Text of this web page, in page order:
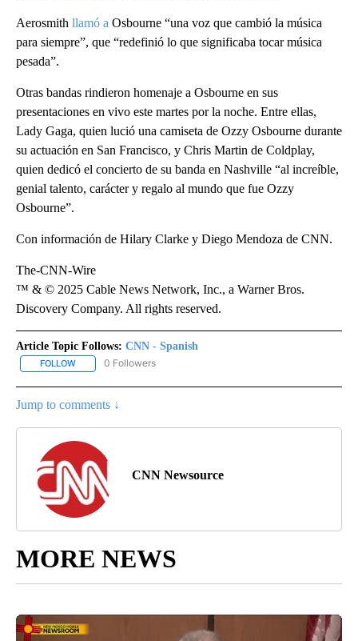
Aerosmith llamó a Osbourne “una voz que cambió la música
para siempre”, que “redefinió lo que significaba tocar música
pesada”.
Otras bandas rindieron homenaje a Osbourne en sus
presentaciones en vivo este martes por la noche. Entre ellas,
Lady Gaga, quien lució una camiseta de Ozzy Osbourne durante
su actuación en San Francisco, y Chris Martin de Coldplay,
quien dedicó el concierto de su banda en Nashville “al increíble,
genial talento, carácter y regalo al mundo que fue Ozzy
Osbourne”.
Con información de Hilary Clarke y Diego Mendoza de CNN.
The-CNN-Wire
™ & © 2025 Cable News Network, Inc., a Warner Bros.
Discovery Company. All rights reserved.
Article Topic Follows: CNN - Spanish
FOLLOW FOLLOW "CNN - SPANISH" TO RECEIVE NOTIFICATIONS ABOUT
0 Followers
Jump to comments ↓
CNN Newsource
MORE NEWS